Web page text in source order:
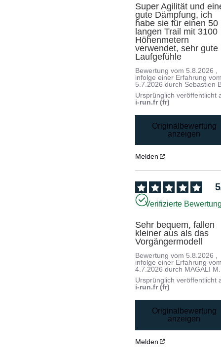
Super Agilität und
gute Dämpfung, ich
habe sie für einen 50
langen Trail mit 3100
Höhenmetern
verwendet, sehr gute
Laufgefühle
Bewertung vom 5.8.2026
infolge einer Erfahrung
5.7.2026 durch Sebastien
Ursprünglich veröffentlicht
i-run.fr (fr)
Originalbewertung
anzeigen
Melden
5
Verifizierte
Sehr bequem, fallen
kleiner aus als das
Vorgängermodell
Bewertung vom 5.8.2026 ,
infolge einer Erfahrung
4.7.2026 durch MAGALI M.
Ursprünglich veröffentlicht
i-run.fr (fr)
Originalbewertung
anzeigen
Melden